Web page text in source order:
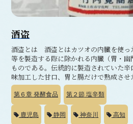
酒盗
酒盗とは 酒盗とはカツオの内臓を使っ
等を製造する際に除かれる内臓（胃・
ものである。伝統的に製造されていた
味加工した甘口、胃と腸だけで熟成させ
第６章 発酵食品 第２節塩辛類
鹿児島 静岡 神奈川 高知